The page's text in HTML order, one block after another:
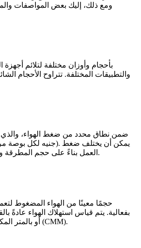
ومع ذلك، إليك بعض المواصفات
العمل بناءً على حجم المطرقة وصلابة التكوين الصخري.
بفعالية. يتم قياس استهلاك الهواء عادةً
(CFM) أو بالمتر المكعب في الدقيقة (CMM).